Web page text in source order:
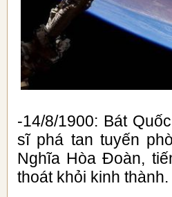
-14/8/1900: Bát
sĩ phá tan tuyến
Nghĩa Hòa Đoàn,
thoát khỏi kinh thành.